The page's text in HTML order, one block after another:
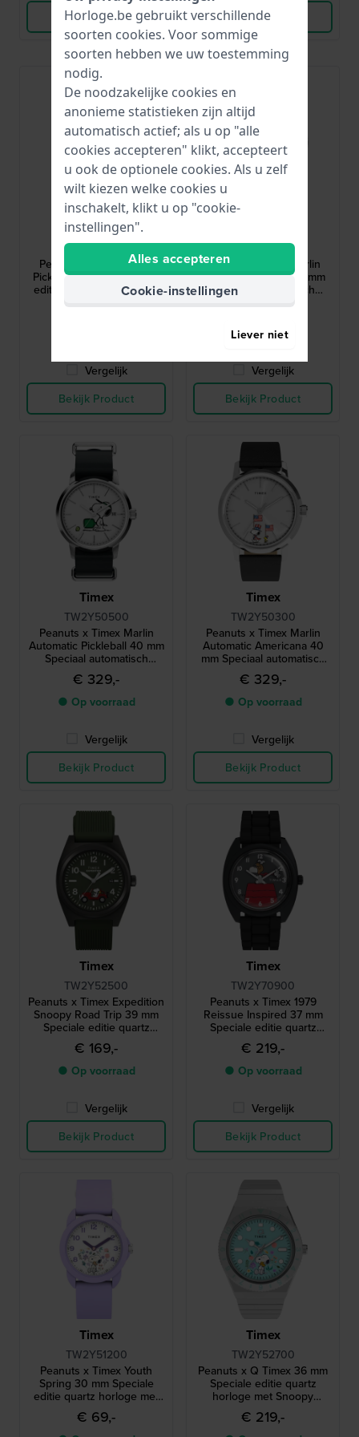
Bekijk Product
Bekijk Product
Timex
TW2Y50400
Peanuts x Timex Marlin
Pickleball 38 mm Speciale
editie quartz horloge met
Snoopy wijzerplaat
€ 219,-
Vergelijk
Bekijk Product
TW2Y53800
Peanuts x Timex Marlin
Automatic Soccer 40 mm
Speciaal automatisch
horloge met Snoopy
€ 329,-
● Op voorraad
Vergelijk
Bekijk Product
Timex
TW2Y50500
Peanuts x Timex Marlin
Automatic Pickleball 40 mm
Speciaal automatisch
horloge met Snoopy
wijzerplaat
€ 329,-
● Op voorraad
Vergelijk
Bekijk Product
Timex
TW2Y50300
Peanuts x Timex Marlin
Automatic Americana 40
mm Speciaal automatisch
horloge met Snoopy
wijzerplaat
€ 329,-
● Op voorraad
Vergelijk
Bekijk Product
Timex
TW2Y52500
Peanuts x Timex Expedition
Snoopy Road Trip 39 mm
Speciale editie quartz
horloge met Snoopy
wijzerplaat
€ 169,-
● Op voorraad
Vergelijk
Bekijk Product
Timex
TW2Y70900
Peanuts x Timex 1979
Reissue Inspired 37 mm
Speciale editie quartz
horloge met Snoopy
wijzerplaat
€ 219,-
● Op voorraad
Vergelijk
Bekijk Product
Timex
TW2Y51200
Peanuts x Timex Youth
Spring 30 mm Speciale
editie quartz horloge met
Snoopy wijzerplaat
€ 69,-
Timex
TW2Y52700
Peanuts x Q Timex 36 mm
Speciale editie quartz
horloge met Snoopy
wijzerplaat
€ 219,-
Horloge.be gebruikt verschillende
soorten cookies. Voor sommige
soorten hebben we uw toestemming
nodig.
De noodzakelijke cookies en
anonieme statistieken zijn altijd
automatisch actief; als u op "alle
cookies accepteren" klikt, accepteert
u ook de optionele cookies. Als u zelf
wilt kiezen welke cookies u
inschakelt, klikt u op "cookie-
instellingen".
Alles accepteren
Cookie-instellingen
Liever niet